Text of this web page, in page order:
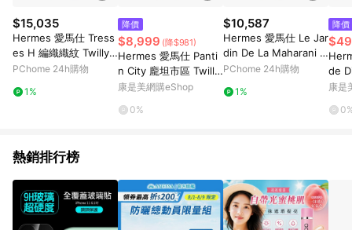
$15,035
Hermes 愛馬仕 Tress
es H 編織織紋 Twilly
絲巾(艷藍/石榴紅/鮭魚
PChome 24h購物
1%
降價
$8,999 (降$981)
Hermes 愛馬仕 Panti
n City 龐坦市區 Twilly
絲巾(天空藍/橘/綠)_廠
康是美網購eShop
0%
$10,587
Hermes 愛馬仕 Le Jar
din De La Maharani T
willy絲巾(紅/綠)
PChome 24h購物
1%
降價
de
a
康是
熱銷排行榜